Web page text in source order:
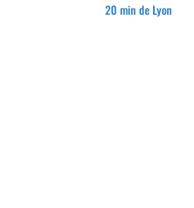
20 min de Lyon